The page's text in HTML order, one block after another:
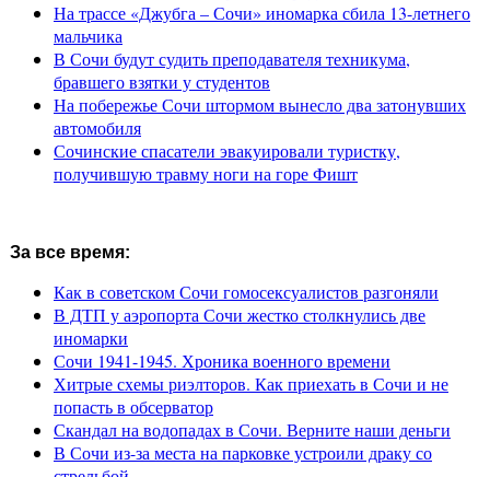
На трассе «Джубга – Сочи» иномарка сбила 13-летнего
мальчика
В Сочи будут судить преподавателя техникума,
бравшего взятки у студентов
На побережье Сочи штормом вынесло два затонувших
автомобиля
Сочинские спасатели эвакуировали туристку,
получившую травму ноги на горе Фишт
За все время:
Как в советском Сочи гомосексуалистов разгоняли
В ДТП у аэропорта Сочи жестко столкнулись две
иномарки
Сочи 1941-1945. Хроника военного времени
Хитрые схемы риэлторов. Как приехать в Сочи и не
попасть в обсерватор
Скандал на водопадах в Сочи. Верните наши деньги
В Сочи из-за места на парковке устроили драку со